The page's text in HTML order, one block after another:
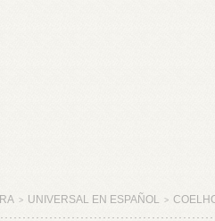
> UNIVERSAL EN ESPAÑOL >